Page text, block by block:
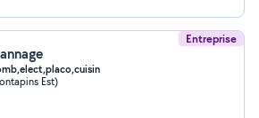
Entreprise
Est)